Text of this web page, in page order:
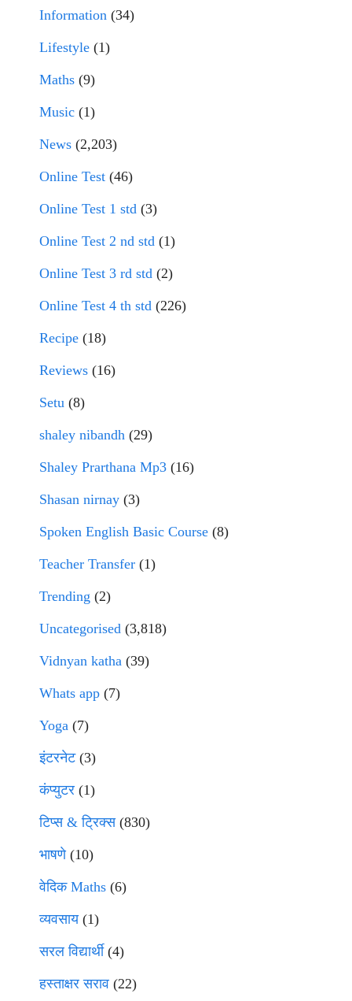
Information (34)
Lifestyle (1)
Maths (9)
Music (1)
News (2,203)
Online Test (46)
Online Test 1 std (3)
Online Test 2 nd std (1)
Online Test 3 rd std (2)
Online Test 4 th std (226)
Recipe (18)
Reviews (16)
Setu (8)
shaley nibandh (29)
Shaley Prarthana Mp3 (16)
Shasan nirnay (3)
Spoken English Basic Course (8)
Teacher Transfer (1)
Trending (2)
Uncategorised (3,818)
Vidnyan katha (39)
Whats app (7)
Yoga (7)
इंटरनेट(3)
कंप्युटर (1)
टिप्स & ट्रिक्स(830)
भाषणे(10)
वेदिक Maths (6)
व्यवसाय(1)
सरल विद्यार्थी(4)
हस्ताक्षर सराव (22)